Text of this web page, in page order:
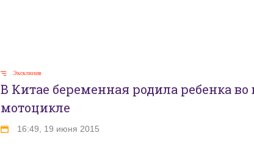
Эксклюзив
В Китае беременная родила ребенка
мотоцикле
16:49, 19 июня 2015